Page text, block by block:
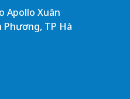
Apollo Xuân
TP Hà